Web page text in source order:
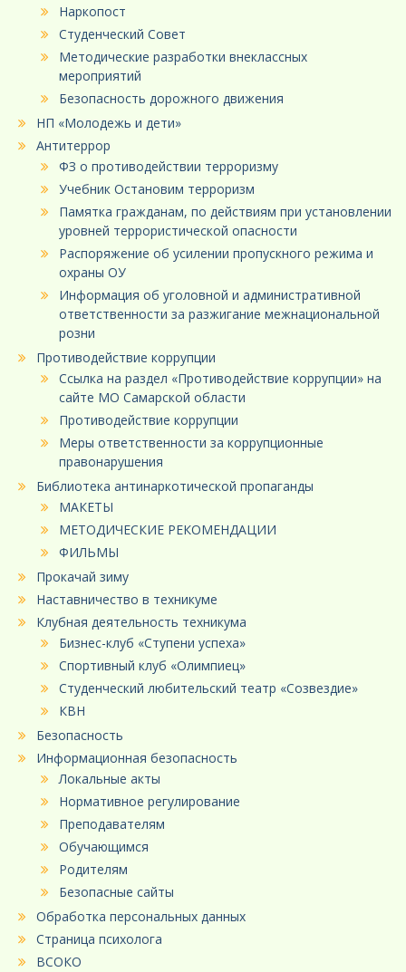
Наркопост
Студенческий Совет
Методические разработки внеклассных
мероприятий
Безопасность дорожного движения
НП «Молодежь и дети»
Антитеррор
ФЗ о противодействии терроризму
Учебник Остановим терроризм
Памятка гражданам, по действиям при установлении
уровней террористической опасности
Распоряжение об усилении пропускного режима и
охраны ОУ
Информация об уголовной и административной
ответственности за разжигание межнациональной
розни
Противодействие коррупции
Ссылка на раздел «Противодействие коррупции» на
сайте МО Самарской области
Противодействие коррупции
Меры ответственности за коррупционные
правонарушения
Библиотека антинаркотической пропаганды
МАКЕТЫ
МЕТОДИЧЕСКИЕ РЕКОМЕНДАЦИИ
ФИЛЬМЫ
Прокачай зиму
Наставничество в техникуме
Клубная деятельность техникума
Бизнес-клуб «Ступени успеха»
Спортивный клуб «Олимпиец»
Студенческий любительский театр «Созвездие»
КВН
Безопасность
Информационная безопасность
Локальные акты
Нормативное регулирование
Преподавателям
Обучающимся
Родителям
Безопасные сайты
Обработка персональных данных
Страница психолога
ВСОКО